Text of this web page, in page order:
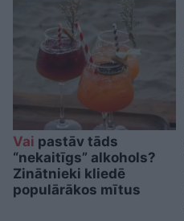
Vai pastāv tāds
“nekaitīgs” alkohols?
Zinātnieki kliedē
populārākos mītus